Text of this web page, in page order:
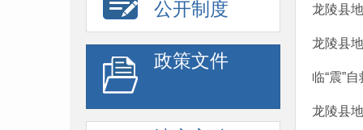
公开制度
政策文件
龙陵县
龙陵县
临“震”
龙陵县